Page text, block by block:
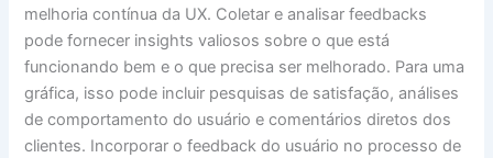
melhoria contínua da UX. Coletar e analisar feedbacks
pode fornecer insights valiosos sobre o que está
funcionando bem e o que precisa ser melhorado. Para uma
gráfica, isso pode incluir pesquisas de satisfação, análises
de comportamento do usuário e comentários diretos dos
clientes. Incorporar o feedback do usuário no processo de